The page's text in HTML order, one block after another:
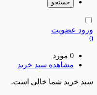
ورود عضویت
0
0 مورد
مشاهده سبد خرید
سبد خرید شما خالی است.